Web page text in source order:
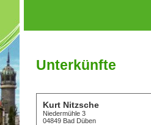
Unterkünfte
Kurt Nitzsche
Niedermühle 3
04849 Bad Düben